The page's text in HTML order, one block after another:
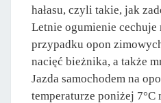
hałasu, czyli takie, jak
Letnie ogumienie cechuje
przypadku opon
nacięć bieżnika, a także
Jazda samochodem na
temperaturze poniżej 7°C